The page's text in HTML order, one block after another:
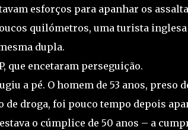
esforços para apanhar os
quilómetros, uma turista
dupla.
que encetaram perseguição.
a pé. O homem de 53 anos, preso
droga, foi pouco tempo depois
o cúmplice de 50 anos – a